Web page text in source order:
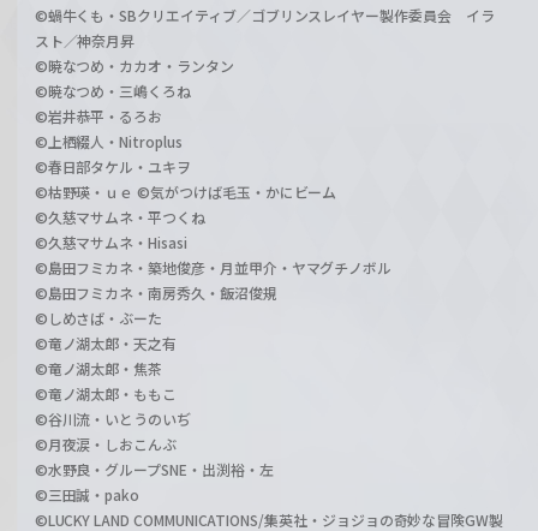
©蝸牛くも・SBクリエイティブ／ゴブリンスレイヤー製作委員会 イラ
スト／神奈月昇
©暁なつめ・カカオ・ランタン
©暁なつめ・三嶋くろね
©岩井恭平・るろお
©上栖綴人・Nitroplus
©春日部タケル・ユキヲ
©枯野瑛・ｕｅ ©気がつけば毛玉・かにビーム
©久慈マサムネ・平つくね
©久慈マサムネ・Hisasi
©島田フミカネ・築地俊彦・月並甲介・ヤマグチノボル
©島田フミカネ・南房秀久・飯沼俊規
©しめさば・ぶーた
©竜ノ湖太郎・天之有
©竜ノ湖太郎・焦茶
©竜ノ湖太郎・ももこ
©谷川流・いとうのいぢ
©月夜涙・しおこんぶ
©水野良・グループSNE・出渕裕・左
©三田誠・pako
©LUCKY LAND COMMUNICATIONS/集英社・ジョジョの奇妙な冒険GW製